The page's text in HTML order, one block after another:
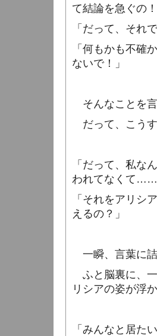
て結論を急ぐの！
「だって、それ
「何もかも不確
ないで！」
そんなことを
だって、こう
「だって、私な
われてなくて……
「それをアリシ
えるの？」
一瞬、言葉に詰
ふと脳裏に、
リシアの姿が浮か
「みんなと居た